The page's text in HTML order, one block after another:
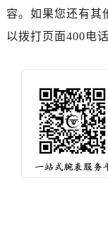
容。如果您还有其
以拨打页面400电